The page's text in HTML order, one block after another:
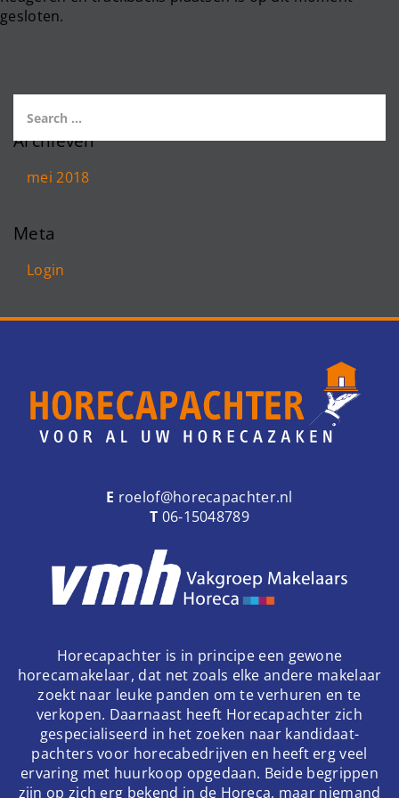
gesloten.
Archieven
mei 2018
Meta
Login
E roelof@horecapachter.nl
T 06-15048789
Horecapachter is in principe een gewone
horecamakelaar, dat net zoals elke andere makelaar
zoekt naar leuke panden om te verhuren en te
verkopen. Daarnaast heeft Horecapachter zich
gespecialiseerd in het zoeken naar kandidaat-
pachters voor horecabedrijven en heeft erg veel
ervaring met huurkoop opgedaan. Beide begrippen
zijn op zich erg bekend in de Horeca, maar niemand